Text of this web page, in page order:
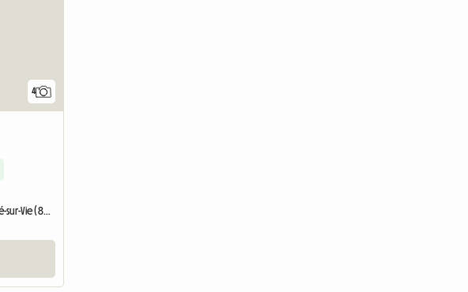
4
Chambre chez l'habitant | Le Poiré-sur-Vie (85170) | 11 M2